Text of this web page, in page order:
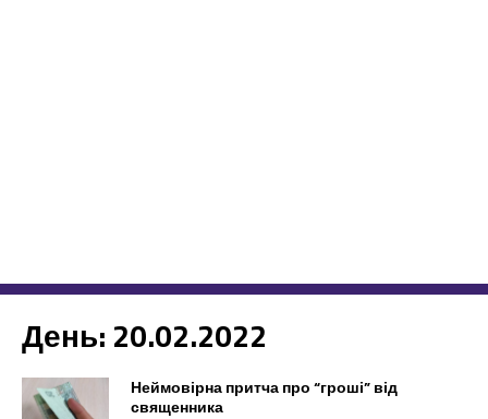
День: 20.02.2022
Неймовірна притча про “гроші” від
священника